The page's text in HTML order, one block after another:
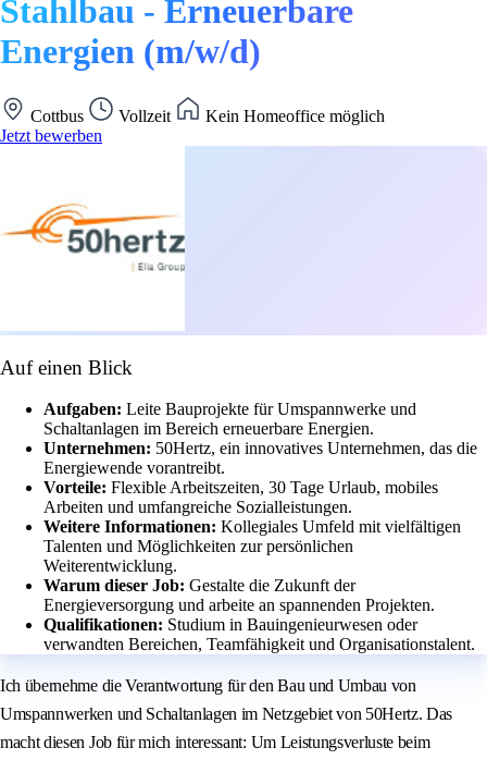
Stahlbau - Erneuerbare
Energien (m/w/d)
Cottbus Vollzeit
Kein Homeoffice möglich
Jetzt bewerben
Auf einen Blick
Aufgaben: Leite Bauprojekte für Umspannwerke und
Schaltanlagen im Bereich erneuerbare Energien.
Unternehmen: 50Hertz, ein innovatives Unternehmen, das die
Energiewende vorantreibt.
Vorteile: Flexible Arbeitszeiten, 30 Tage Urlaub, mobiles
Arbeiten und umfangreiche Sozialleistungen.
Weitere Informationen: Kollegiales Umfeld mit vielfältigen
Talenten und Möglichkeiten zur persönlichen
Weiterentwicklung.
Warum dieser Job: Gestalte die Zukunft der
Energieversorgung und arbeite an spannenden Projekten.
Qualifikationen: Studium in Bauingenieurwesen oder
verwandten Bereichen, Teamfähigkeit und Organisationstalent.
Ich übernehme die Verantwortung für den Bau und Umbau von
Umspannwerken und Schaltanlagen im Netzgebiet von 50Hertz. Das
macht diesen Job für mich interessant: Um Leistungsverluste beim